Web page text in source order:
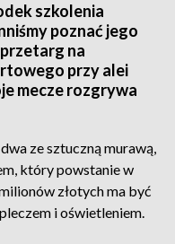
szkolenia
poznać jego
na
przy alei
mecze rozgrywa
ze sztuczną murawą,
który powstanie w
złotych ma być
i oświetleniem.